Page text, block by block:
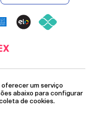
oferecer um serviço
abaixo para configurar
de cookies.
23
2 - CENTRO - PIRAÍ - RIO DE
000